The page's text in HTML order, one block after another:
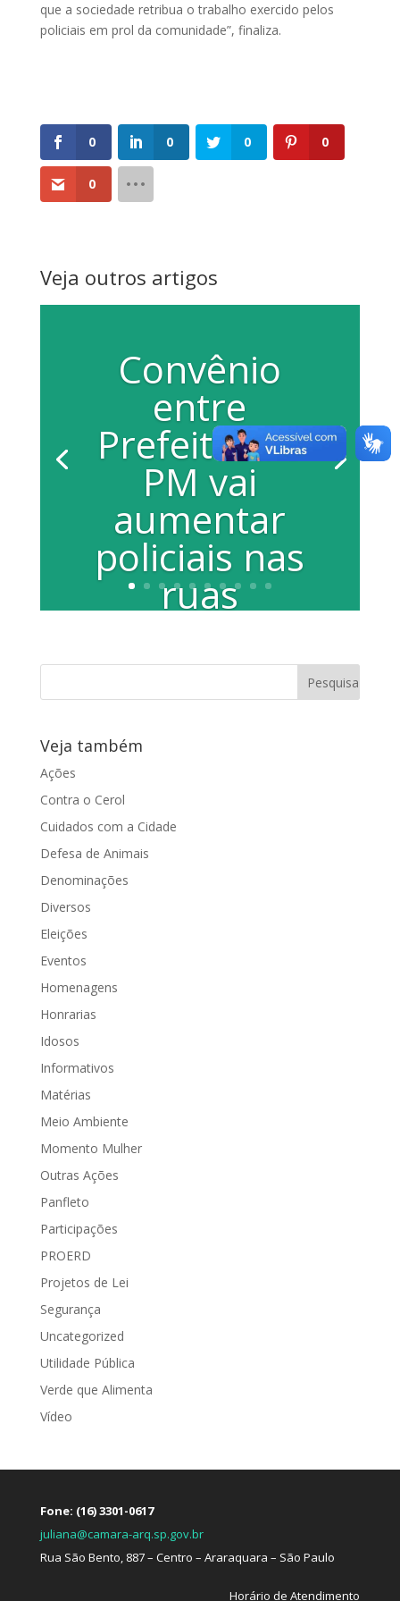
que a sociedade retribua o trabalho exercido pelos
policiais em prol da comunidade”, finaliza.
0 0 0 0
0
Veja outros artigos
Convênio
entre
Prefeitura e
PM vai
aumentar
policiais nas
ruas
Veja também
Ações
Contra o Cerol
Cuidados com a Cidade
Defesa de Animais
Denominações
Diversos
Eleições
Eventos
Homenagens
Honrarias
Idosos
Informativos
Matérias
Meio Ambiente
Momento Mulher
Outras Ações
Panfleto
Participações
PROERD
Projetos de Lei
Segurança
Uncategorized
Utilidade Pública
Verde que Alimenta
Vídeo
Fone: (16) 3301-0617
juliana@camara-arq.sp.gov.br
Rua São Bento, 887 – Centro – Araraquara – São Paulo
Horário de Atendimento